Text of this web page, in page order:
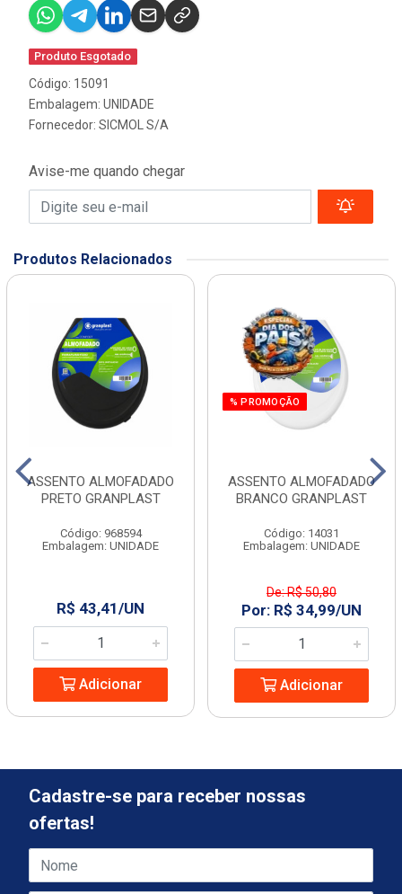
Produto Esgotado
Código: 15091
Embalagem: UNIDADE
Fornecedor: SICMOL S/A
Avise-me quando chegar
Produtos Relacionados
ASSENTO ALMOFADADO
PRETO GRANPLAST
Código: 968594
Embalagem: UNIDADE
R$ 43,41/UN
Adicionar
% PROMOÇÃO
ASSENTO ALMOFADADO
BRANCO GRANPLAST
Código: 14031
Embalagem: UNIDADE
De: R$ 50,80
Por: R$ 34,99/UN
Adicionar
Cadastre-se para receber nossas
ofertas!